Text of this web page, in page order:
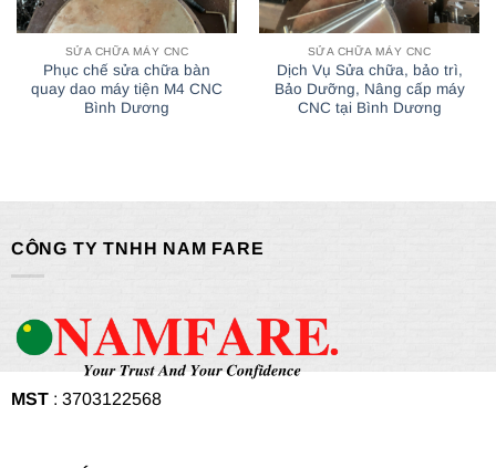
SỬA CHỮA MÁY CNC
Phục chế sửa chữa bàn
quay dao máy tiện M4 CNC
Bình Dương
SỬA CHỮA MÁY CNC
Dịch Vụ Sửa chữa, bảo trì,
Bảo Dưỡng, Nâng cấp máy
CNC tại Bình Dương
CÔNG TY TNHH NAM FARE
MST: 3703122568